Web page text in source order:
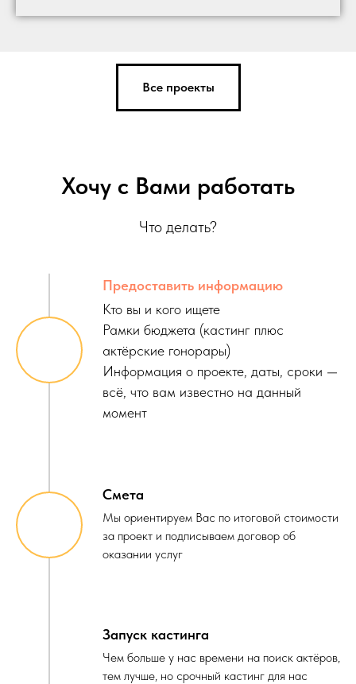
Все проекты
Хочу с Вами работать
Что делать?
Предоставить информацию
Кто вы и кого ищете
Рамки бюджета (кастинг плюс
актёрские гонорары)
Информация о проекте, даты, сроки —
всё, что вам известно на данный
момент
Смета
Мы ориентируем Вас по итоговой стоимости
за проект и подписываем договор об
оказании услуг
Запуск кастинга
Чем больше у нас времени на поиск актёров,
тем лучше, но срочный кастинг для нас